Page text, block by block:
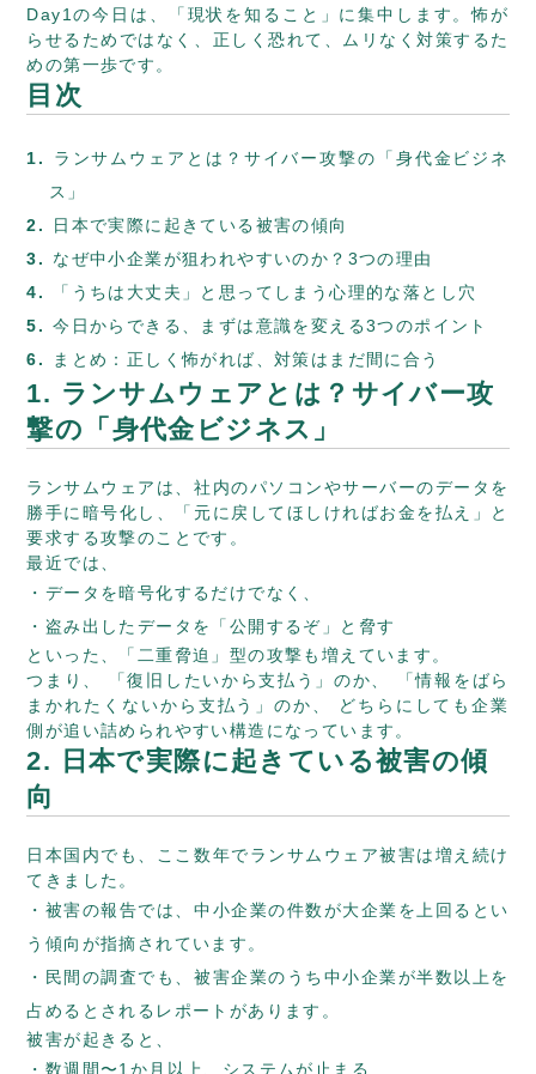
Day1の今日は、「現状を知ること」に集中します。怖が
らせるためではなく、正しく恐れて、ムリなく対策するた
めの第一歩です。
目次
ランサムウェアとは？サイバー攻撃の「身代金ビジネ
ス」
日本で実際に起きている被害の傾向
なぜ中小企業が狙われやすいのか？3つの理由
「うちは大丈夫」と思ってしまう心理的な落とし穴
今日からできる、まずは意識を変える3つのポイント
まとめ：正しく怖がれば、対策はまだ間に合う
1. ランサムウェアとは？サイバー攻
撃の「身代金ビジネス」
ランサムウェアは、社内のパソコンやサーバーのデータを
勝手に暗号化し、「元に戻してほしければお金を払え」と
要求する攻撃のことです。
最近では、
データを暗号化するだけでなく、
盗み出したデータを「公開するぞ」と脅す
といった、「二重脅迫」型の攻撃も増えています。
つまり、 「復旧したいから支払う」のか、 「情報をばら
まかれたくないから支払う」のか、 どちらにしても企業
側が追い詰められやすい構造になっています。
2. 日本で実際に起きている被害の傾
向
日本国内でも、ここ数年でランサムウェア被害は増え続け
てきました。
被害の報告では、中小企業の件数が大企業を上回るとい
う傾向が指摘されています。
民間の調査でも、被害企業のうち中小企業が半数以上を
占めるとされるレポートがあります。
被害が起きると、
数週間〜1か月以上、システムが止まる